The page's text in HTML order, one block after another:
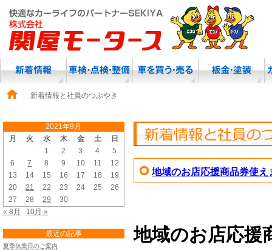
新着情報と社員のつぶやき
2021年9月
月
火 水 木 金 土
日
1
2 3 4
5
6
7 8 9 10 11
12
13
14 15 16 17 18
19
20
21 22 23 24 25
26
27
28 29
30
« 8月
10月 »
最近の記事
夏季休業日のご案内
地域のお店応援商品券使え
地域のお店応援